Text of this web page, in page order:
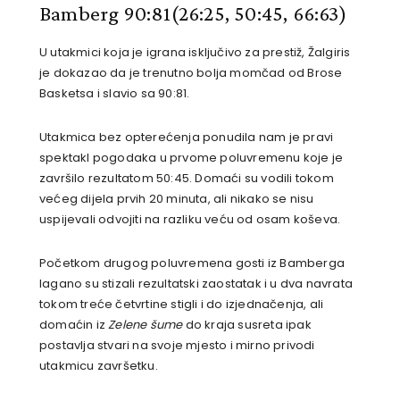
Bamberg 90:81(26:25, 50:45, 66:63)
U utakmici koja je igrana isključivo za prestiž, Žalgiris
je dokazao da je trenutno bolja momčad od Brose
Basketsa i slavio sa 90:81.
Utakmica bez opterećenja ponudila nam je pravi
spektakl pogodaka u prvome poluvremenu koje je
završilo rezultatom 50:45. Domaći su vodili tokom
većeg dijela prvih 20 minuta, ali nikako se nisu
uspijevali odvojiti na razliku veću od osam koševa.
Početkom drugog poluvremena gosti iz Bamberga
lagano su stizali rezultatski zaostatak i u dva navrata
tokom treće četvrtine stigli i do izjednačenja, ali
domaćin izZelene šumedo kraja susreta ipak
postavlja stvari na svoje mjesto i mirno privodi
utakmicu završetku.